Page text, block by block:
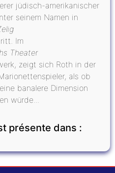
jüdisch-amerikanischer
seinem Namen in
Im
Theater
zeigt sich Roth in der
als ob
banalere Dimension
würde...
présente dans :